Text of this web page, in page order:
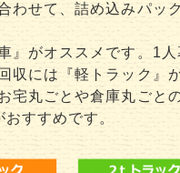
わせて、詰め込みパッ
』がオススメです。1人
収には『軽トラック』
宅丸ごとや倉庫丸ごと
すすめです。